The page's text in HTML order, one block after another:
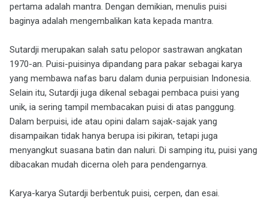
pertama adalah mantra. Dengan demikian, menulis puisi
baginya adalah mengembalikan kata kepada mantra.
Sutardji merupakan salah satu pelopor sastrawan angkatan
1970-an. Puisi-puisinya dipandang para pakar sebagai karya
yang membawa nafas baru dalam dunia perpuisian Indonesia.
Selain itu, Sutardji juga dikenal sebagai pembaca puisi yang
unik, ia sering tampil membacakan puisi di atas panggung.
Dalam berpuisi, ide atau opini dalam sajak-sajak yang
disampaikan tidak hanya berupa isi pikiran, tetapi juga
menyangkut suasana batin dan naluri. Di samping itu, puisi yang
dibacakan mudah dicerna oleh para pendengarnya.
Karya-karya Sutardji berbentuk puisi, cerpen, dan esai.